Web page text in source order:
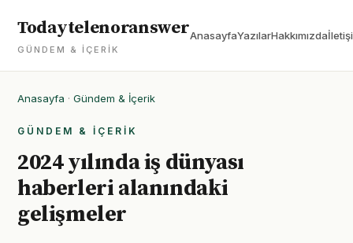
Todaytelenoranswer
GÜNDEM & İÇERIK
AnasayfaYazılarHakkımızda
Anasayfa · Gündem & İçerik
GÜNDEM & İÇERIK
2024 yılında iş dünyası
haberleri alanındaki
gelişmeler